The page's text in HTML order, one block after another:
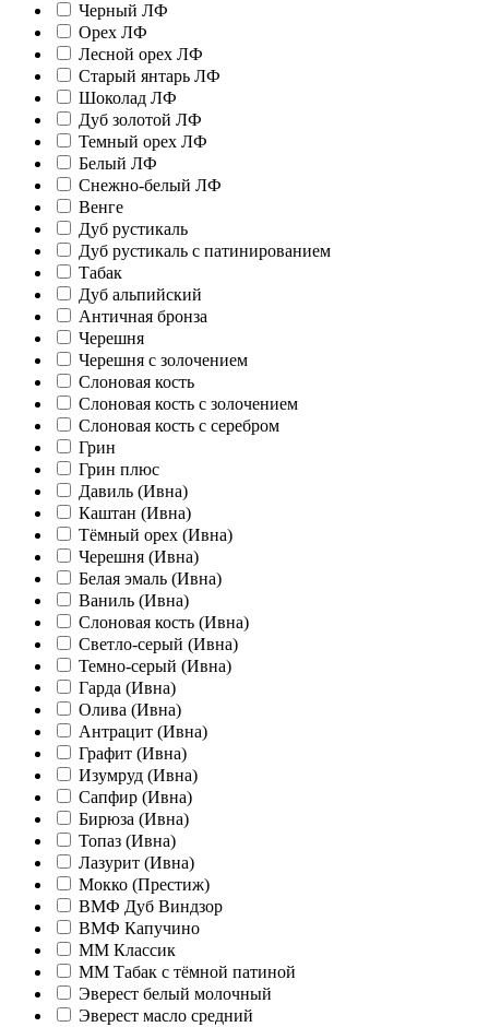
Черный ЛФ
Орех ЛФ
Лесной орех ЛФ
Старый янтарь ЛФ
Шоколад ЛФ
Дуб золотой ЛФ
Темный орех ЛФ
Белый ЛФ
Снежно-белый ЛФ
Венге
Дуб рустикаль
Дуб рустикаль с патинированием
Табак
Дуб альпийский
Античная бронза
Черешня
Черешня с золочением
Слоновая кость
Слоновая кость с золочением
Слоновая кость с серебром
Грин
Грин плюс
Давиль (Ивна)
Каштан (Ивна)
Тёмный орех (Ивна)
Черешня (Ивна)
Белая эмаль (Ивна)
Ваниль (Ивна)
Слоновая кость (Ивна)
Светло-серый (Ивна)
Темно-серый (Ивна)
Гарда (Ивна)
Олива (Ивна)
Антрацит (Ивна)
Графит (Ивна)
Изумруд (Ивна)
Сапфир (Ивна)
Бирюза (Ивна)
Топаз (Ивна)
Лазурит (Ивна)
Мокко (Престиж)
ВМФ Дуб Виндзор
ВМФ Капучино
ММ Классик
ММ Табак с тёмной патиной
Эверест белый молочный
Эверест масло средний